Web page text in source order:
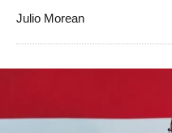
Julio Morean